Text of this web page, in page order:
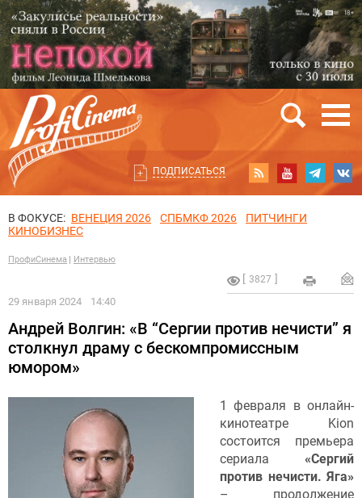
ПОДПИСАТЬСЯ
В ФОКУСЕ: ВЕНЕЦИЯ 2026 СПБМКФ 2026
ПИТЧИНГИ
КИНОБИЗНЕС
ПрофиСинема Интервью
3827
29 января 2024 14:40
Андрей Волгин: «В “Сергии против нечисти” я
столкнул драму с бескомпромиссным
юмором»
1 февраля в онлайн-
кинотеатре Kion
состоится премьера
сериала «Сергий
против нечисти. Яга»
– продолжение